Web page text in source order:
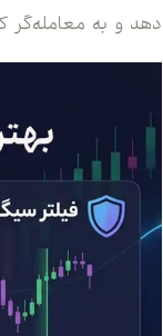
دهد و به